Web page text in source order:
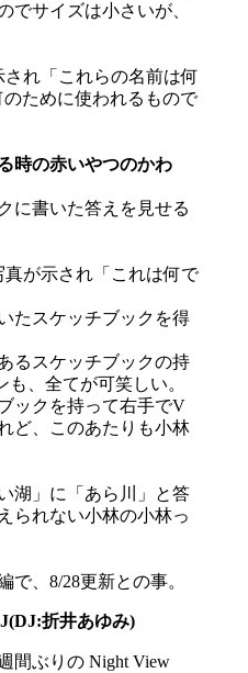
サイズは小さいが、
れ「これらの名前は何
ために使われるもので
時の赤いやつのかわ
に書いた答えを見せる
が示され「これは何で
たスケッチブックを得
るスケッチブックの持
、全てが可笑しい。
ックを持って右手でV
ど、このあたりも小林
湖」に「あら川」と答
られない小林の小林っ
で、8/28更新との事。
折井あゆみ)
間ぶりの Night View